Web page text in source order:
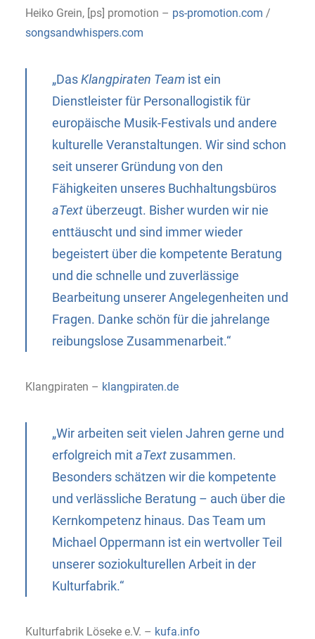
Heiko Grein, [ps] promotion – ps-promotion.com /
songsandwhispers.com
„DasKlangpiraten Team ist ein
Dienstleister für Personallogistik für
europäische Musik-Festivals und andere
kulturelle Veranstaltungen. Wir sind schon
seit unserer Gründung von den
Fähigkeiten unseres Buchhaltungsbüros
aText überzeugt. Bisher wurden wir nie
enttäuscht und sind immer wieder
begeistert über die kompetente Beratung
und die schnelle und zuverlässige
Bearbeitung unserer Angelegenheiten und
Fragen. Danke schön für die jahrelange
reibungslose Zusammenarbeit.“
Klangpiraten – klangpiraten.de
„Wir arbeiten seit vielen Jahren gerne und
erfolgreich mitaTextzusammen.
Besonders schätzen wir die kompetente
und verlässliche Beratung – auch über die
Kernkompetenz hinaus. Das Team um
Michael Oppermann ist ein wertvoller Teil
unserer soziokulturellen Arbeit in der
Kulturfabrik.“
Kulturfabrik Löseke e.V. – kufa.info